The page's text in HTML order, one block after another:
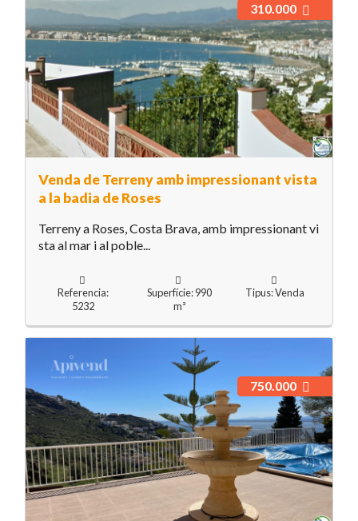
Venda de Terreny amb impressionant vista
a la badia de Roses
310.000
Terreny a Roses, Costa Brava, amb impressionant vi
sta al mar i al poble...
Referencia:
5232
Superfície: 990
m²
Tipus: Venda
750.000